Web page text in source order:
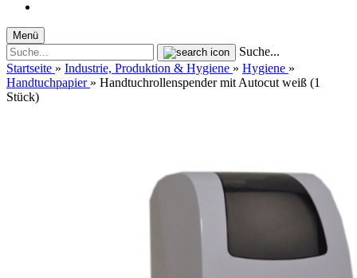
Menü
Suche...
Startseite » Industrie, Produktion & Hygiene » Hygiene »
Handtuchpapier » Handtuchrollenspender mit Autocut weiß (1
Stück)